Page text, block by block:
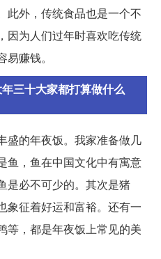
此外，传统食品也是一个不
因为人们过年时喜欢吃传统
赚钱。
三十大家都打算做什么
盛的年夜饭。我家准备做几
鱼，鱼在中国文化中有寓意
是必不可少的。其次是猪
象征着好运和富裕。还有一
等，都是年夜饭上常见的美